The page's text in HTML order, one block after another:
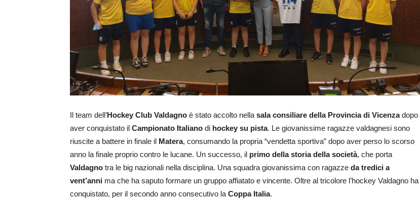
Il team dell’Hockey Club Valdagno è stato accolto nella sala consiliare della Provincia di Vicenzadopo
aver conquistato il Campionato Italiano di hockey su pista. Le giovanissime ragazze valdagnesi sono
riuscite a battere in finale il Matera, consumando la propria “vendetta sportiva” dopo aver perso lo scorso
anno la finale proprio contro le lucane. Un successo, il primo della storia della società, che porta
Valdagno tra le big nazionali nella disciplina. Una squadra giovanissima con ragazze da tredici a
vent’anni ma che ha saputo formare un gruppo affiatato e vincente. Oltre al tricolore l’hockey Valdagno ha
conquistato, per il secondo anno consecutivo la Coppa Italia.